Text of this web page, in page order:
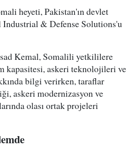
heyeti, Pakistan'ın devlet
& Defense Solutions'u
Kemal, Somalili yetkililere
kapasitesi, askeri teknolojileri ve
bilgi verirken, taraflar
askeri modernizasyon ve
olası ortak projeleri